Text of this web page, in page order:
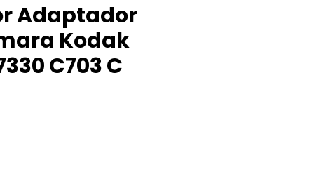
Adaptador
Kodak
C703 C